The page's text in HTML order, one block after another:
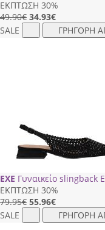
ΕΚΠΤΩΣΗ 30%
49.90€ 34.93€
SALE
ΓΡΗΓΟΡΗ
EXE Γυναικείο slingback
ΕΚΠΤΩΣΗ 30%
79.95€ 55.96€
SALE
ΓΡΗΓΟΡΗ